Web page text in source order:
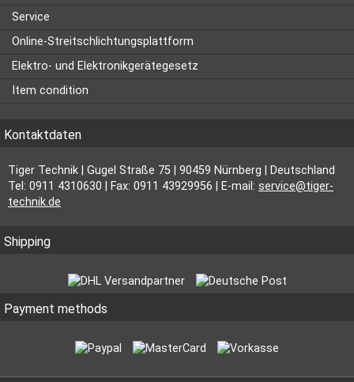
Service
Online-Streitschlichtungsplattform
Elektro- und Elektronikgerätegesetz
Item condition
Kontaktdaten
Tiger Technik | Gugel Straße 75 | 90459 Nürnberg | Deutschland
Tel: 0911 4310630 | Fax: 0911 43929956 | E-mail: service@tiger-
technik.de
Shipping
Payment methods